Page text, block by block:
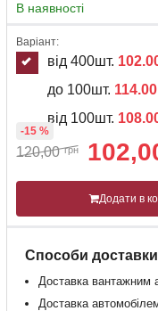
В наявності
Варіант:
від 400шт.
до 100шт. 114.00
від 100шт.
120,00 грн
-15 %
Додати в
Способи доставки
Доставка вантажним
Доставка